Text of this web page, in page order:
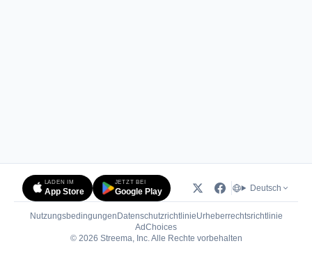
LADEN IM
App Store
JETZT BEI
Google Play Deutsch
Nutzungsbedingungen DatenschutzrichtlinieUrheberrechtsrichtlinie
AdChoices(öffnet in neuem Tab)
© 2026 Streema, Inc. Alle Rechte vorbehalten